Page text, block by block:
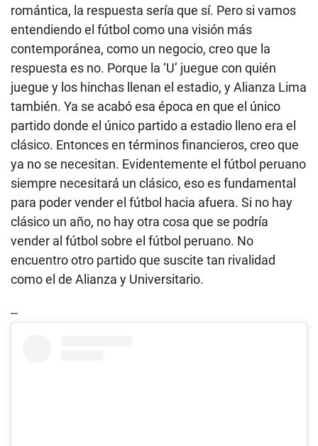
romántica, la respuesta sería que sí. Pero si vamos
entendiendo el fútbol como una visión más
contemporánea, como un negocio, creo que la
respuesta es no. Porque la ‘U’ juegue con quién
juegue y los hinchas llenan el estadio, y Alianza Lima
también. Ya se acabó esa época en que el único
partido donde el único partido a estadio lleno era el
clásico. Entonces en términos financieros, creo que
ya no se necesitan. Evidentemente el fútbol peruano
siempre necesitará un clásico, eso es fundamental
para poder vender el fútbol hacia afuera. Si no hay
clásico un año, no hay otra cosa que se podría
vender al fútbol sobre el fútbol peruano. No
encuentro otro partido que suscite tan rivalidad
como el de Alianza y Universitario.
--